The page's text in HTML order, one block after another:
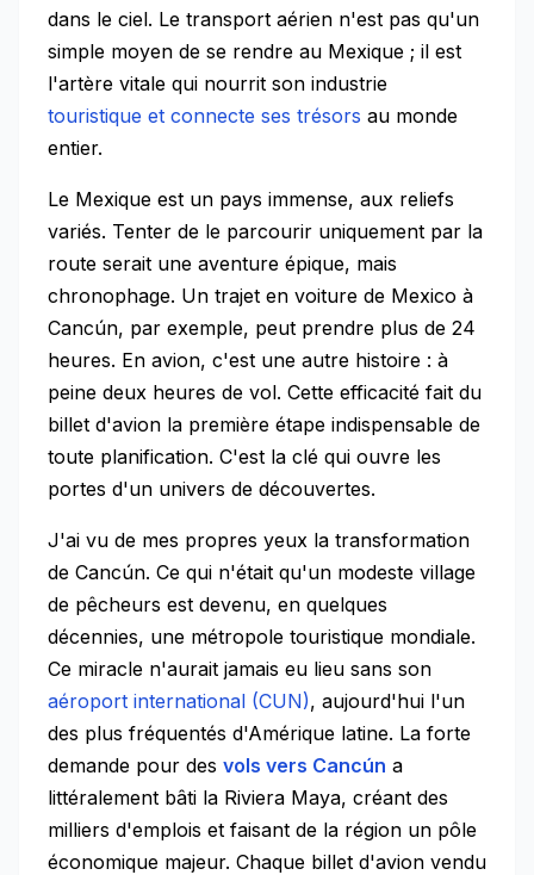
dans le ciel. Le transport aérien n'est pas qu'un
simple moyen de se rendre au Mexique ; il est
l'artère vitale qui nourrit son industrie
touristique et connecte ses trésors au monde
entier.
Le Mexique est un pays immense, aux reliefs
variés. Tenter de le parcourir uniquement par la
route serait une aventure épique, mais
chronophage. Un trajet en voiture de Mexico à
Cancún, par exemple, peut prendre plus de 24
heures. En avion, c'est une autre histoire : à
peine deux heures de vol. Cette efficacité fait du
billet d'avion la première étape indispensable de
toute planification. C'est la clé qui ouvre les
portes d'un univers de découvertes.
J'ai vu de mes propres yeux la transformation
de Cancún. Ce qui n'était qu'un modeste village
de pêcheurs est devenu, en quelques
décennies, une métropole touristique mondiale.
Ce miracle n'aurait jamais eu lieu sans son
aéroport international (CUN), aujourd'hui l'un
des plus fréquentés d'Amérique latine. La forte
demande pour des vols vers Cancún a
littéralement bâti la Riviera Maya, créant des
milliers d'emplois et faisant de la région un pôle
économique majeur. Chaque billet d'avion vendu